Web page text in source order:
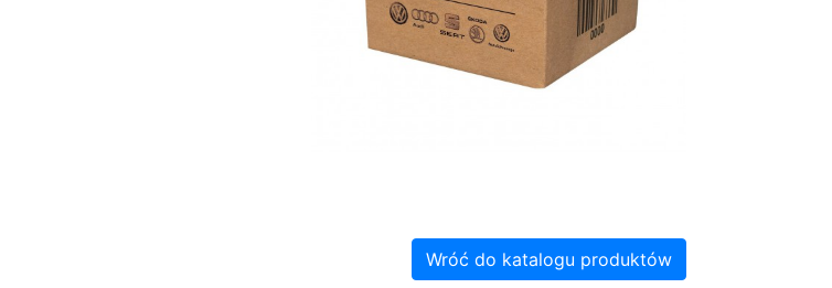
Wróć do katalogu produktów